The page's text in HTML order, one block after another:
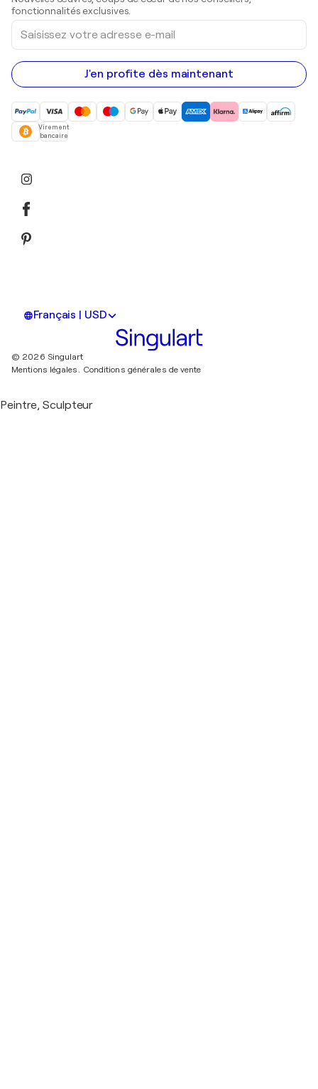
Peintures acryliques
fonctionnalités exclusives.
Saisissez
votre
adresse
e-
mail
J'en profite dès maintenant
Virement
bancaire
Français | USD
© 2026 Singulart
Mentions légales. Conditions générales de vente
Peintre, Sculpteur